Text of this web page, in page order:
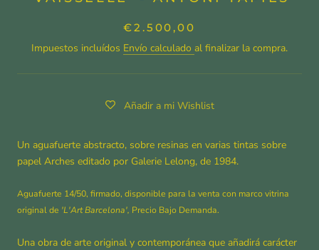
€2.500,00
Impuestos incluídos Envío calculado al finalizar la compra.
Añadir a mi Wishlist
Un aguafuerte abstracto, sobre resinas en varias tintas sobre
papel Arches editado por Galerie Lelong, de 1984.
Aguafuerte 14/50, firmado, disponible para la venta con marco vitrina
original de 'L'Art Barcelona', Precio Bajo Demanda.
Una obra de arte original y contemporánea que añadirá carácter